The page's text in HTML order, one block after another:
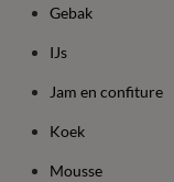
Gebak
IJs
Jam en confiture
Koek
Mousse